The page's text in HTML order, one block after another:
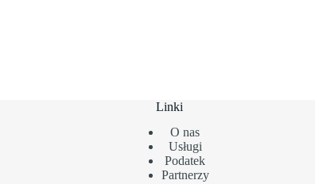
Linki
O nas
Usługi
Podatek
Partnerzy